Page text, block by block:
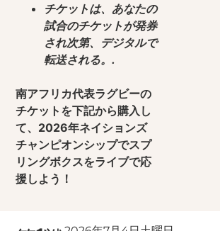
チケットは、あなたの
試合のチケットが発券
され次第、デジタルで
転送される。.
南アフリカ代表ラグビーの
チケットを下記から購入し
て、2026年ネイションズ
チャンピオンシップでスプ
リングボクスをライブで応
援しよう！